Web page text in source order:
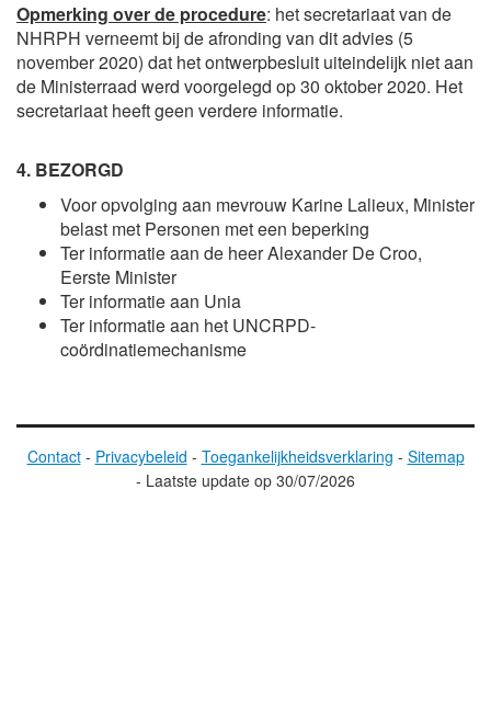
Opmerking over de procedure: het secretariaat van de
NHRPH verneemt bij de afronding van dit advies (5
november 2020) dat het ontwerpbesluit uiteindelijk niet aan
de Ministerraad werd voorgelegd op 30 oktober 2020. Het
secretariaat heeft geen verdere informatie.
4. BEZORGD
Voor opvolging aan mevrouw Karine Lalieux, Minister
belast met Personen met een beperking
Ter informatie aan de heerAlexander De Croo,
Eerste Minister
Ter informatie aan Unia
Ter informatie aan het UNCRPD-
coördinatiemechanisme
Contact - Privacybeleid - Toegankelijkheidsverklaring - Sitemap
- Laatste update op 30/07/2026